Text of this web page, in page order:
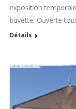
exposition
buvette. Ouverte
Détails